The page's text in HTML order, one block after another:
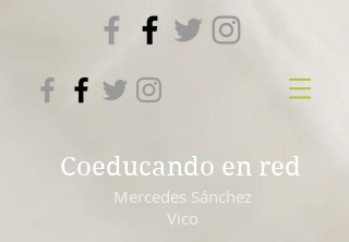
Coeducando en red
Mercedes Sánchez
Vico